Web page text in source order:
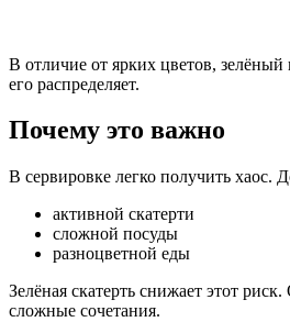
В отличие от ярких цветов,
его распределяет.
Почему это важно
В сервировке легко получить хаос.
активной скатерти
сложной посуды
разноцветной еды
Зелёная скатерть снижает этот
сложные сочетания.